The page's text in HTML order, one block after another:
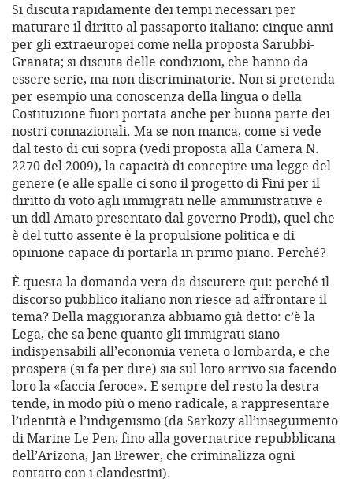
Si discuta rapidamente dei tempi necessari per
maturare il diritto al passaporto italiano: cinque anni
per gli extraeuropei come nella proposta Sarubbi-
Granata; si discuta delle condizioni, che hanno da
essere serie, ma non discriminatorie. Non si pretenda
per esempio una conoscenza della lingua o della
Costituzione fuori portata anche per buona parte dei
nostri connazionali. Ma se non manca, come si vede
dal testo di cui sopra (vedi proposta alla Camera N.
2270 del 2009), la capacità di concepire una legge del
genere (e alle spalle ci sono il progetto di Fini per il
diritto di voto agli immigrati nelle amministrative e
un ddl Amato presentato dal governo Prodi), quel che
è del tutto assente è la propulsione politica e di
opinione capace di portarla in primo piano. Perché?
È questa la domanda vera da discutere qui: perché il
discorso pubblico italiano non riesce ad affrontare il
tema? Della maggioranza abbiamo già detto: c’è la
Lega, che sa bene quanto gli immigrati siano
indispensabili all’economia veneta o lombarda, e che
prospera (si fa per dire) sia sul loro arrivo sia facendo
loro la «faccia feroce». E sempre del resto la destra
tende, in modo più o meno radicale, a rappresentare
l’identità e l’indigenismo (da Sarkozy all’inseguimento
di Marine Le Pen, fino alla governatrice repubblicana
dell’Arizona, Jan Brewer, che criminalizza ogni
contatto con i clandestini).